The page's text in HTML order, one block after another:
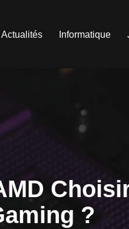
Actualités Informatique
?